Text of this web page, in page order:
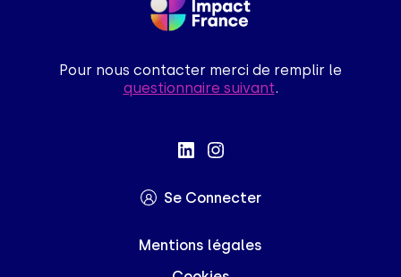
Pour nous contacter merci de remplir le
questionnaire suivant.
Se Connecter
Mentions légales